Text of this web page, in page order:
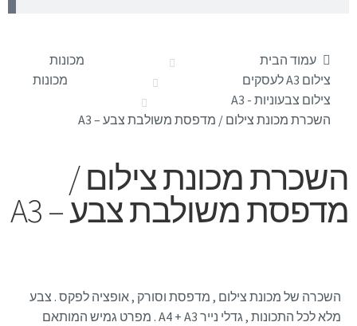
עמוד הבית
מכונות
צילום A3 לעסקים
מכונות
צילום צבעוניות - A3
השכרת מכונת צילום / מדפסת משולבת צבע – A3
השכרת מכונת צילום /
מדפסת משולבת צבע – A3
השכרה של מכונת צילום , מדפסת וסורק , אופציה לפקס . צבע
מלא לכל התכונות , גדלי נייר A4 + A3 . מפרט גמיש המותאם